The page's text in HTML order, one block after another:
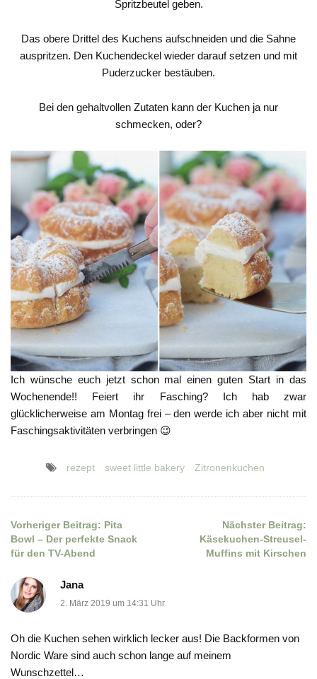
Spritzbeutel geben.
Das obere Drittel des Kuchens aufschneiden und die Sahne
auspritzen. Den Kuchendeckel wieder darauf setzen und mit
Puderzucker bestäuben.
Bei den gehaltvollen Zutaten kann der Kuchen ja nur
schmecken, oder?
Ich wünsche euch jetzt schon mal einen guten Start in das
Wochenende!! Feiert ihr Fasching? Ich hab zwar
glücklicherweise am Montag frei – den werde ich aber nicht mit
Faschingsaktivitäten verbringen 😉
rezept sweet little bakery Zitronenkuchen
Beitragsnavigation
Vorheriger Beitrag: Pita
Bowl – Der perfekte Snack
für den TV-Abend
Nächster Beitrag:
Käsekuchen-Streusel-
Muffins mit Kirschen
Jana
2. März 2019 um 14:31 Uhr
Oh die Kuchen sehen wirklich lecker aus! Die Backformen von
Nordic Ware sind auch schon lange auf meinem
Wunschzettel…